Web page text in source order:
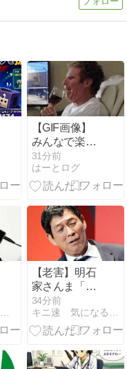
【GIF画像】
みんなで楽し
もうぜｗｗｗ
ｗｗｗｗｗｗ
ｗｗｗｗｗｗ
31分前
はーとログ
汎用型自作PCまとめ
【老害】明石
家さんま「炎
天下で『こい
つら大変やな
ぁ』というの
良さ。ナイタ
34分前
キニ速 気になる速報